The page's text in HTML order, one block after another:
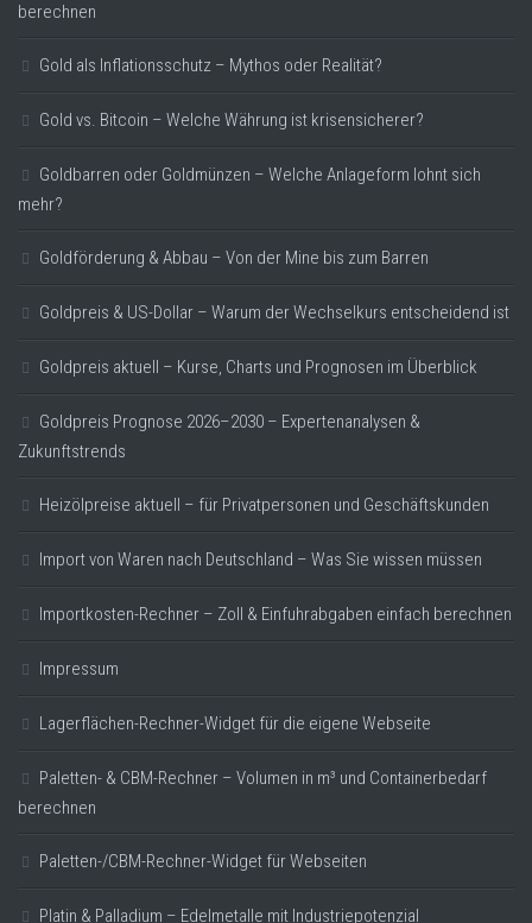
berechnen
Gold als Inflationsschutz – Mythos oder Realität?
Gold vs. Bitcoin – Welche Währung ist krisensicherer?
Goldbarren oder Goldmünzen – Welche Anlageform lohnt sich
mehr?
Goldförderung & Abbau – Von der Mine bis zum Barren
Goldpreis & US-Dollar – Warum der Wechselkurs entscheidend ist
Goldpreis aktuell – Kurse, Charts und Prognosen im Überblick
Goldpreis Prognose 2026–2030 – Expertenanalysen &
Zukunftstrends
Heizölpreise aktuell – für Privatpersonen und Geschäftskunden
Import von Waren nach Deutschland – Was Sie wissen müssen
Importkosten-Rechner – Zoll & Einfuhrabgaben einfach berechnen
Impressum
Lagerflächen-Rechner-Widget für die eigene Webseite
Paletten- & CBM-Rechner – Volumen in m³ und Containerbedarf
berechnen
Paletten-/CBM-Rechner-Widget für Webseiten
Platin & Palladium – Edelmetalle mit Industriepotenzial